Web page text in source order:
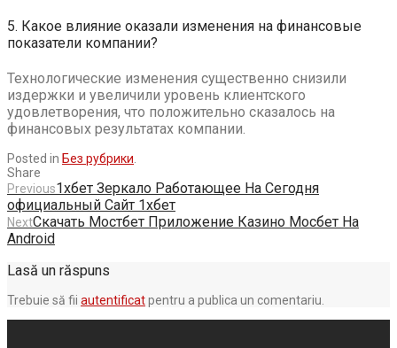
5. Какое влияние оказали изменения на финансовые
показатели компании?
Технологические изменения существенно снизили
издержки и увеличили уровень клиентского
удовлетворения, что положительно сказалось на
финансовых результатах компании.
Posted in Без рубрики
Share
Previous1хбет Зеркало Работающее На Сегодня
официальный Сайт 1хбет
NextСкачать Мостбет Приложение Казино Мосбет На
Android
Lasă un răspuns
Trebuie să fii autentificatpentru a publica un comentariu.